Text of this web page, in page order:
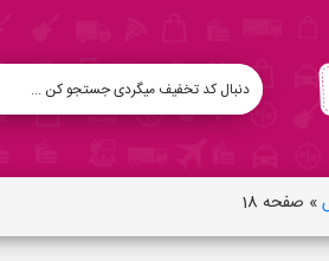
» صفحه 18